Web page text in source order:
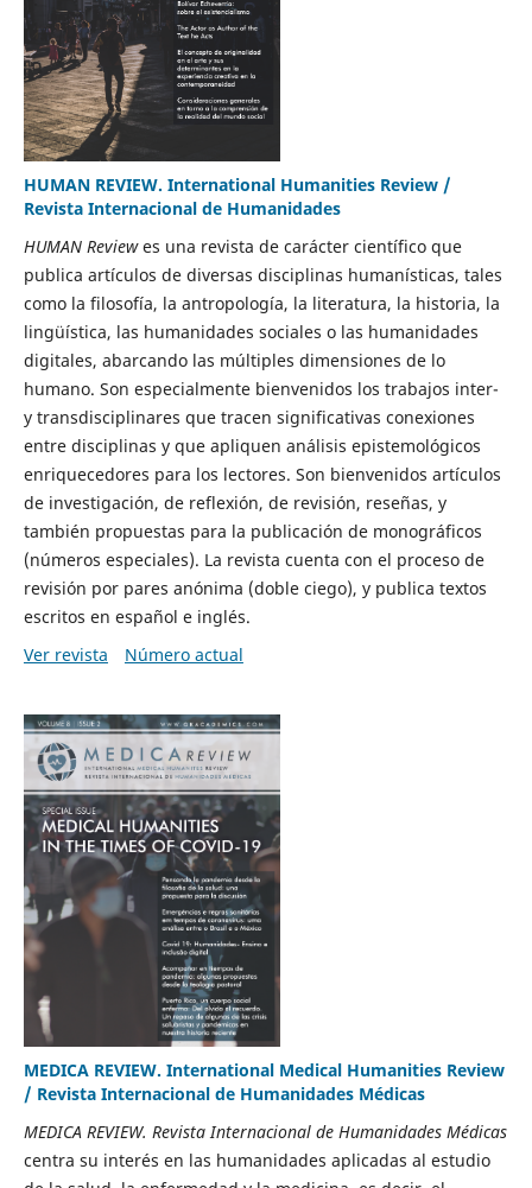
HUMAN REVIEW. International Humanities Review /
Revista Internacional de Humanidades
HUMAN Reviewes una revista de carácter científico que
publica artículos de diversas disciplinas humanísticas, tales
como la filosofía, la antropología, la literatura, la historia, la
lingüística, las humanidades sociales o las humanidades
digitales, abarcando las múltiples dimensiones de lo
humano. Son especialmente bienvenidos los trabajos inter-
y transdisciplinares que tracen significativas conexiones
entre disciplinas y que apliquen análisis epistemológicos
enriquecedores para los lectores. Son bienvenidos artículos
de investigación, de reflexión, de revisión, reseñas, y
también propuestas para la publicación de monográficos
(números especiales). La revista cuenta con el proceso de
revisión por pares anónima (doble ciego), y publica textos
escritos en español e inglés.
Ver revista
Número actual
MEDICA REVIEW. International Medical Humanities Review
/ Revista Internacional de Humanidades Médicas
MEDICA REVIEW. Revista Internacional de Humanidades Médicas
centra su interés en las humanidades aplicadas al estudio